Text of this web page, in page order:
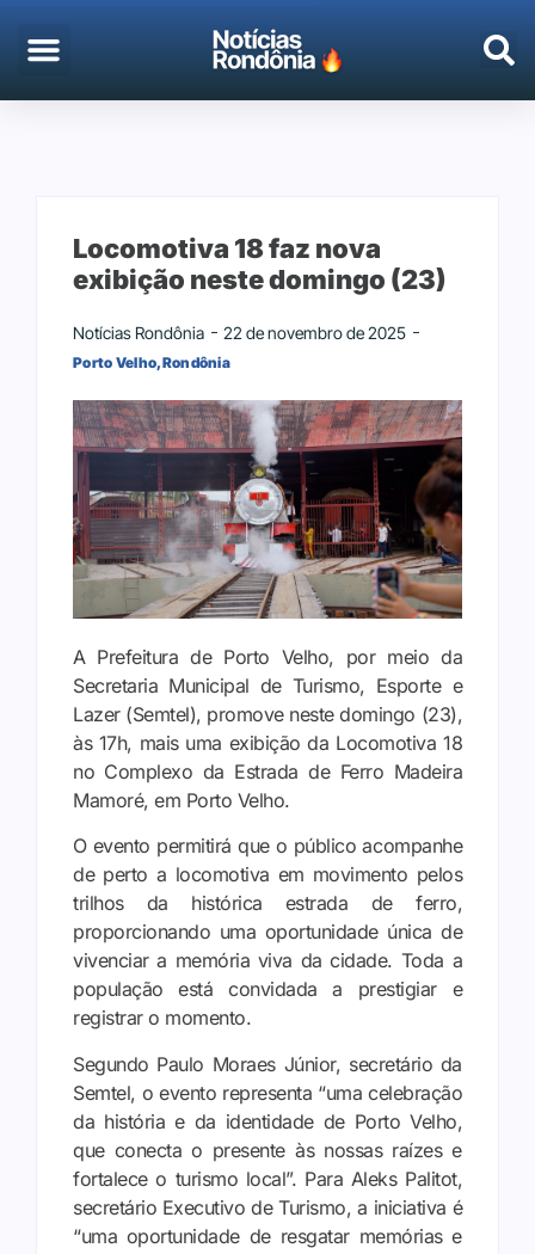
Locomotiva 18 faz nova
exibição neste domingo (23)
Notícias Rondônia 22 de novembro de 2025
Porto Velho,Rondônia
A Prefeitura de Porto Velho, por meio da
Secretaria Municipal de Turismo, Esporte e
Lazer (Semtel), promove neste domingo (23),
às 17h, mais uma exibição da Locomotiva 18
no Complexo da Estrada de Ferro Madeira
Mamoré, em Porto Velho.
O evento permitirá que o público acompanhe
de perto a locomotiva em movimento pelos
trilhos da histórica estrada de ferro,
proporcionando uma oportunidade única de
vivenciar a memória viva da cidade. Toda a
população está convidada a prestigiar e
registrar o momento.
Segundo Paulo Moraes Júnior, secretário da
Semtel, o evento representa “uma celebração
da história e da identidade de Porto Velho,
que conecta o presente às nossas raízes e
fortalece o turismo local”. Para Aleks Palitot,
secretário Executivo de Turismo, a iniciativa é
“uma oportunidade de resgatar memórias e